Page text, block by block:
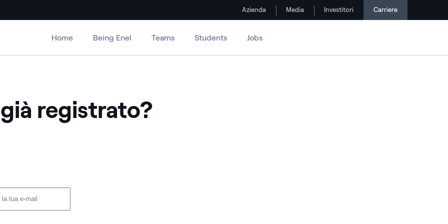
Azienda Media Investitori Carriere
Home Being Enel Teams Students Jobs
registrato?
e password